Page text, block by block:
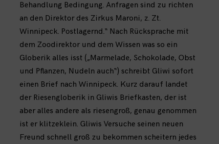
Behandlung Bedingung. Anfragen sind zu richten
an den Direktor des Zirkus Maroni, z. Zt.
Winnipeck. Postlagernd.“ Nach Rücksprache mit
dem Zoodirektor und dem Wissen was so ein
Globerik alles isst („Marmelade, Schokolade, Obst
und Pflanzen, Nudeln auch“) schreibt Gliwi sofort
einen Brief nach Winnipeck. Kurz darauf landet
der Riesengloberik in Gliwis Briefkasten, der ist
aber alles andere als riesengroß, genau genommen
ist er klitzeklein. Gliwis Versuche seinen neuen
Freund schnell groß zu bekommen scheitern jedes